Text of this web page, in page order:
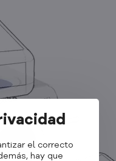
el correcto
hay que